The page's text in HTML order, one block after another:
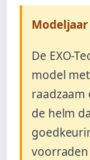
De EXO-
model
de helm